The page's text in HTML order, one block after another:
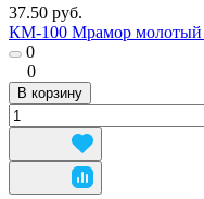
37.50 руб.
КМ-100 Мрамор молотый
0
0
В корзину